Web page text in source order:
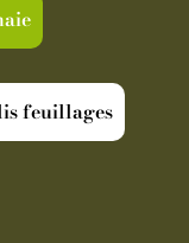
feuillages